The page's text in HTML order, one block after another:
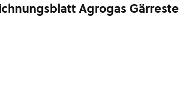
Agrogas Gärreste